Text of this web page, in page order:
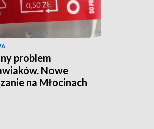
problem
Nowe
na Młocinach